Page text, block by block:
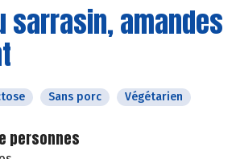
sarrasin, amandes
Sans porc Végétarien
personnes